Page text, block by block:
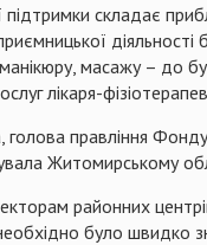
складає
діяльності
масажу – до
лікаря-
правління
Житомирському
районних
було швидко